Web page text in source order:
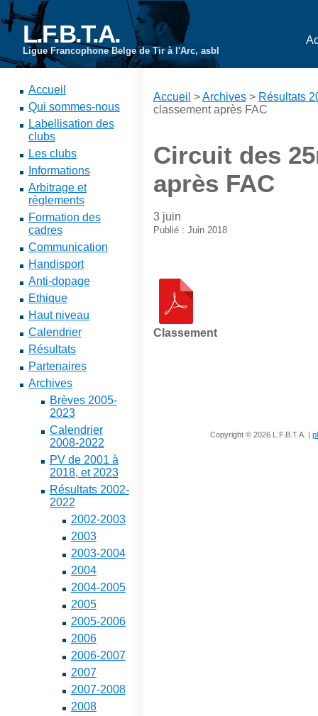
L.F.B.T.A.
Ligue Francophone Belge de Tir à l'Arc, asbl
Accueil
Qui sommes-nous
Labellisation des
clubs
Les clubs
Informations
Arbitrage et
règlements
Formation des
cadres
Communication
Handisport
Anti-dopage
Ethique
Haut niveau
Calendrier
Résultats
Partenaires
Archives
Brèves 2005-
2023
Calendrier
2008-2022
PV de 2001 à
2018, et 2023
Résultats 2002-
2022
2002-2003
2003
2003-2004
2004
2004-2005
2005
2005-2006
2006
2006-2007
2007
2007-2008
2008
Accueil >Archives> Résultats
classement après FAC
Circuit des
après FAC
3 juin
Publié : Juin 2018
Classement
Copyright © 2026 L.F.B.T.A. |